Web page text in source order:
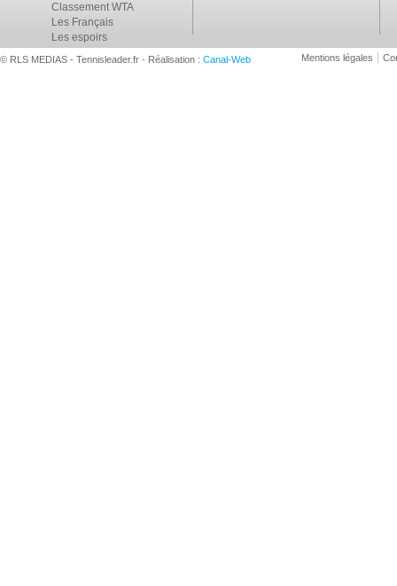
Classement WTA
Les Français
Les espoirs
© RLS MEDIAS - Tennisleader.fr - Réalisation : Canal-Web Mentions légales